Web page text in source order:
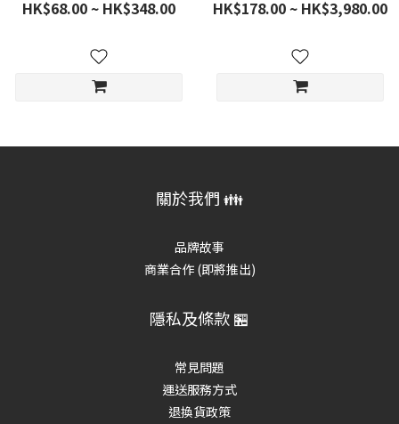
HK$68.00 ~ HK$348.00 HK$178.00 ~ HK$3,980.00
關於我們 👪
品牌故事
商業合作 (即將推出)
隱私及條款 🏪
常見問題
運送服務方式
退換貨政策